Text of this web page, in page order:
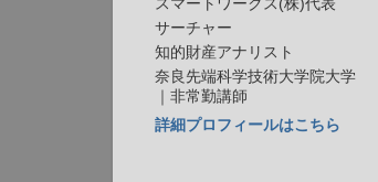
スマートワークス(株)代表
サーチャー
知的財産アナリスト
奈良先端科学技術大学院大学
｜非常勤講師
詳細プロフィールはこちら